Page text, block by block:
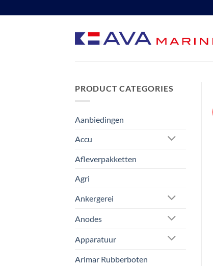
naar
PRODUCT CATEGORIES
Aanbiedingen
Accu
Afleverpakketten
Agri
Ankergerei
Anodes
Apparatuur
Arimar Rubberboten